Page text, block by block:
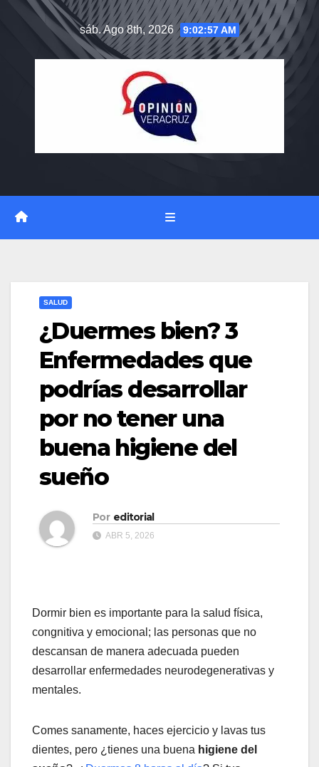
sáb. Ago 8th, 2026 9:02:58 AM
SALUD
¿Duermes bien? 3
Enfermedades que
podrías desarrollar
por no tener una
buena higiene del
sueño
Por editorial
ABR 5, 2026
Dormir bien es importante para la salud física,
congnitiva y emocional; las personas que no
descansan de manera adecuada pueden
desarrollar enfermedades neurodegenerativas y
mentales.
Comes sanamente, haces ejercicio y lavas tus
dientes, pero ¿tienes una buena higiene del